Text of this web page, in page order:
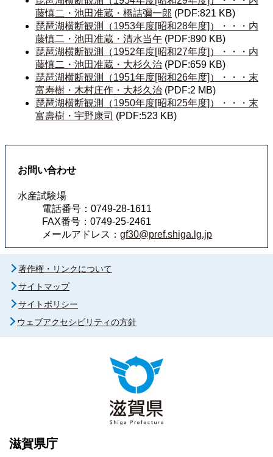
藤慎二・池田准蔵・橋詰彌一郎 (PDF:821 KB)
琵琶湖横断観測（1953年度[昭和28年度]）・・・内
藤慎二・池田准蔵・清水当午 (PDF:890 KB)
琵琶湖横断観測（1952年度[昭和27年度]）・・・内
藤慎二・池田准蔵・大杉久治 (PDF:659 KB)
琵琶湖横断観測（1951年度[昭和26年度]）・・・末
富寿樹・木村庄作・大杉久治 (PDF:2 MB)
琵琶湖横断観測（1950年度[昭和25年度]）・・・末
富壽樹・宇野康司 (PDF:523 KB)
お問い合わせ
水産試験場
電話番号：0749-28-1611
FAX番号：0749-25-2461
メールアドレス： gf30@pref.shiga.lg.jp
著作権・リンクについて
サイトマップ
サイトポリシー
ウェブアクセシビリティの方針
滋賀県庁